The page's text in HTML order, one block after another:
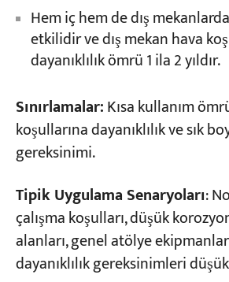
Hem iç hem de dış
etkilidir ve dış mekan hava
dayanıklılık ömrü 1 ila 2 yıldır.
Sınırlamalar:Kısa kullanım
koşullarına dayanıklılık ve sık
gereksinimi.
Tipik Uygulama Senaryoları:
çalışma koşulları, düşük
alanları, genel atölye
dayanıklılık gereksinimleri